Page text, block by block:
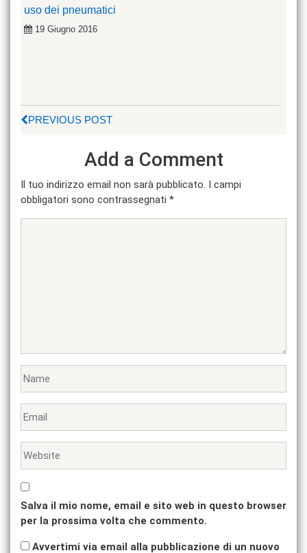
uso dei pneumatici
19 Giugno 2016
PREVIOUS POST
Add a Comment
Il tuo indirizzo email non sarà pubblicato. I campi
obbligatori sono contrassegnati *
Salva il mio nome, email e sito web in questo browser
per la prossima volta che commento.
Avvertimi via email alla pubblicazione di un nuovo